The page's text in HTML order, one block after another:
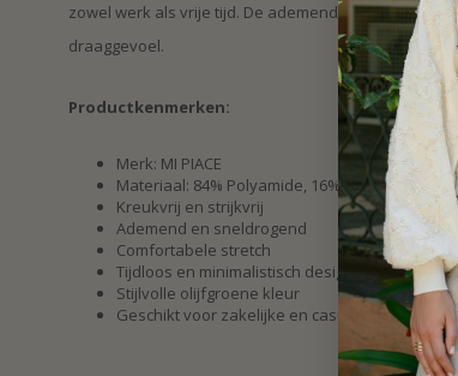
zowel werk als vrije tijd. De ademende en elastische
draaggevoel.
Productkenmerken:
Merk: MI PIACE
Materiaal: 84% Polyamide, 16% Elastaan
Kreukvrij en strijkvrij
Ademend en sneldrogend
Comfortabele stretch
Tijdloos en minimalistisch design
Stijlvolle olijfgroene kleur
Geschikt voor zakelijke en casual outfits